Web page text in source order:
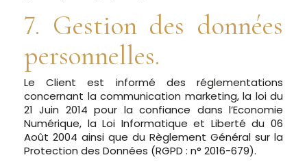
7. Gestion des données
personnelles.
Le Client est informé des réglementations
concernant la communication marketing, la loi du
21 Juin 2014 pour la confiance dans l’Economie
Numérique, la Loi Informatique et Liberté du 06
Août 2004 ainsi que du Règlement Général sur la
Protection des Données (RGPD : n° 2016-679).